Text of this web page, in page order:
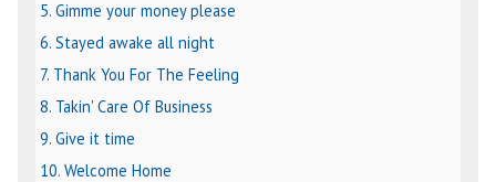
5. Gimme your money please
6. Stayed awake all night
7. Thank You For The Feeling
8. Takin' Care Of Business
9. Give it time
10. Welcome Home